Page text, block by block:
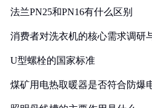
法兰PN25和PN16有什么区别
消费者对洗衣机的核心需求调研
U型螺栓的国家标准
煤矿用电热取暖器是否符合防爆